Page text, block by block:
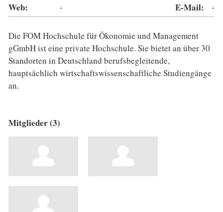
Web: - E-Mail: -
Die FOM Hochschule für Ökonomie und Management
gGmbH ist eine private Hochschule. Sie bietet an über 30
Standorten in Deutschland berufsbegleitende,
hauptsächlich wirtschaftswissenschaftliche Studiengänge
an.
Mitglieder (3)